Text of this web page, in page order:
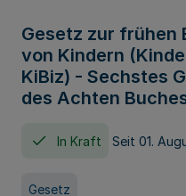
Gesetz zur frühen
von Kindern
KiBiz) - Sechstes
des Achten
In Kraft Seit 01.
Gesetz